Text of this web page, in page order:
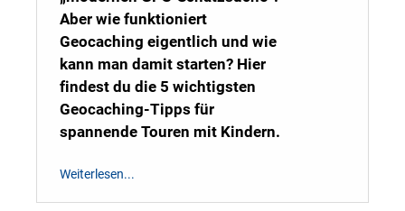
Aber wie funktioniert
Geocaching eigentlich und wie
kann man damit starten? Hier
findest du die 5 wichtigsten
Geocaching-Tipps für
spannende Touren mit Kindern.
Weiterlesen...